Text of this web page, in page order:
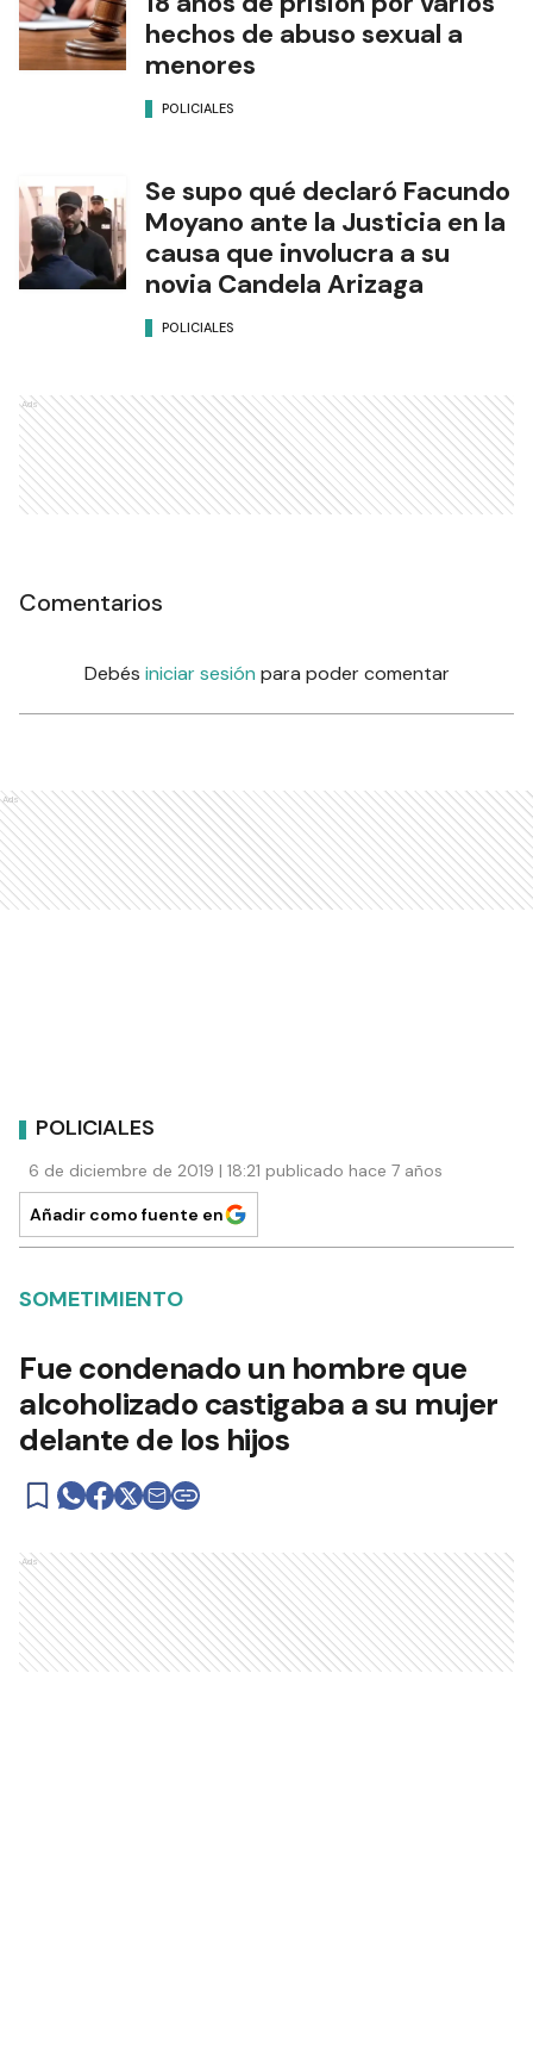
hechos de abuso sexual a
menores
POLICIALES
Se supo qué declaró Facundo
Moyano ante la Justicia en la
causa que involucra a su
novia Candela Arizaga
POLICIALES
Ads
Comentarios
Debés iniciar sesión para poder comentar
Ads
POLICIALES
6 de diciembre de 2019 | 18:21 publicado hace 7 años
Añadir como fuente en
SOMETIMIENTO
Fue condenado un hombre que
alcoholizado castigaba a su mujer
delante de los hijos
Ads